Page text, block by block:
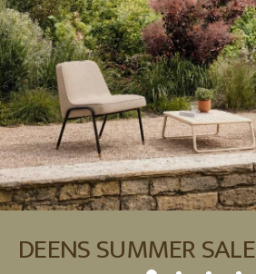
DEENS SUMMER SALE